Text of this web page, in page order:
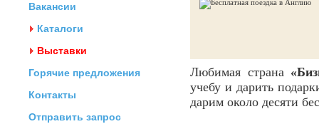
Вакансии
Каталоги
Выставки
Горячие предложения
Контакты
Отправить запрос
Любимая страна
учебу и дарить
дарим около десяти